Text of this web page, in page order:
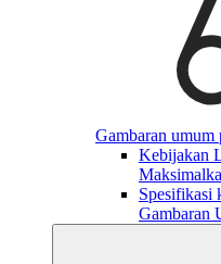
Gambaran umum
Kebijakan
Spesifikasi
Gambaran